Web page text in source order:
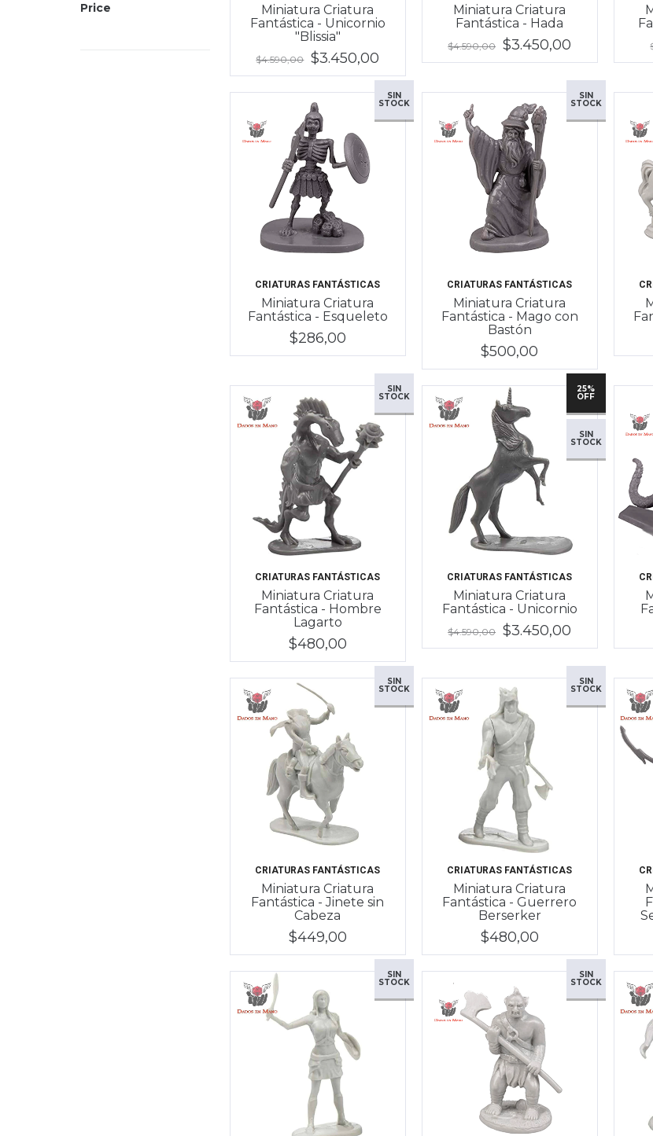
Price
Miniatura Criatura
Fantástica - Unicornio
"Blissia"
$4.590,00 $3.450,00
Miniatura Criatura
Fantástica - Hada
$4.590,00 $3.450,00
SIN
STOCK
CRIATURAS FANTÁSTICAS
Miniatura Criatura
Fantástica - Esqueleto
$286,00
SIN
STOCK
CRIATURAS FANTÁSTICAS
Miniatura Criatura
Fantástica - Mago con
Bastón
$500,00
SIN
STOCK
CRIATURAS FANTÁSTICAS
Miniatura Criatura
Fantástica - Hombre
Lagarto
$480,00
25%
OFF
SIN
STOCK
CRIATURAS FANTÁSTICAS
Miniatura Criatura
Fantástica - Unicornio
$4.590,00 $3.450,00
SIN
STOCK
CRIATURAS FANTÁSTICAS
Miniatura Criatura
Fantástica - Jinete sin
Cabeza
$449,00
SIN
STOCK
CRIATURAS FANTÁSTICAS
Miniatura Criatura
Fantástica - Guerrero
Berserker
$480,00
SIN
STOCK
SIN
STOCK